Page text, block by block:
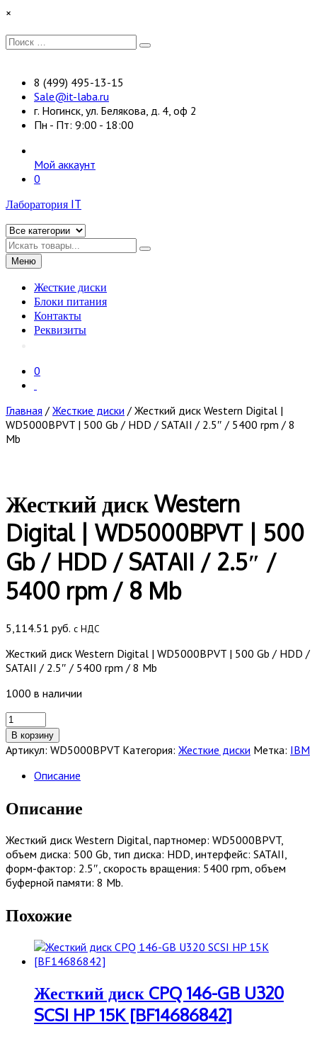
Перейти
содержимому
×
Искать:
Поиск
8 (499) 495-13-15
Sale@it-laba.ru
г. Ногинск, ул. Белякова, д. 4, оф 2
Пн - Пт: 9:00 - 18:00
Мой аккаунт
0
Лаборатория IT
Искать
Меню
Жесткие диски
Блоки питания
Контакты
Реквизиты
0
Главная / Жесткие диски / Жесткий диск Western Digital |
WD5000BPVT | 500 Gb / HDD / SATAII / 2.5″ / 5400 rpm / 8
Mb
Жесткий диск Western
Digital | WD5000BPVT | 500
Gb / HDD / SATAII / 2.5″ /
5400 rpm / 8 Mb
5,114.51 руб. с НДС
Жесткий диск Western Digital | WD5000BPVT | 500 Gb / HDD /
SATAII / 2.5″ / 5400 rpm / 8 Mb
1000 в наличии
Количество
товара
Жесткий
диск
Western
|
WD5000BPVT
500
Gb
/
HDD
SATAII
В корзину
Артикул: WD5000BPVT Категория: Жесткие диски Метка: IBM
Описание
Описание
Жесткий диск Western Digital, партномер: WD5000BPVT,
объем диска: 500 Gb, тип диска: HDD, интерфейс: SATAII,
форм-фактор: 2.5″, скорость вращения: 5400 rpm, объем
буферной памяти: 8 Mb.
Похожие
Жесткий диск CPQ 146-GB U320
SCSI HP 15K [BF14686842]